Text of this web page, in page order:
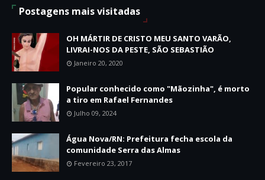
Postagens mais visitadas
OH MÁRTIR DE CRISTO MEU SANTO VARÃO,
LIVRAI-NOS DA PESTE, SÃO SEBASTIÃO
Janeiro 20, 2020
Popular conhecido como "Mãozinha", é morto
a tiro em Rafael Fernandes
Julho 09, 2024
Água Nova/RN: Prefeitura fecha escola da
comunidade Serra das Almas
Fevereiro 23, 2017